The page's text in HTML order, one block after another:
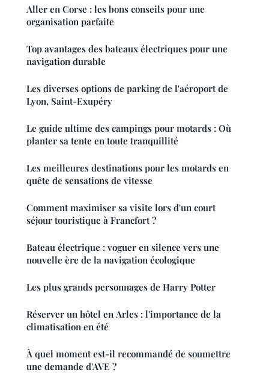
Aller en Corse : les bons conseils pour une
organisation parfaite
Top avantages des bateaux électriques pour une
navigation durable
Les diverses options de parking de l'aéroport de
Lyon, Saint-Exupéry
Le guide ultime des campings pour motards : Où
planter sa tente en toute tranquillité
Les meilleures destinations pour les motards en
quête de sensations de vitesse
Comment maximiser sa visite lors d'un court
séjour touristique à Francfort ?
Bateau électrique : voguer en silence vers une
nouvelle ère de la navigation écologique
Les plus grands personnages de Harry Potter
Réserver un hôtel en Arles : l'importance de la
climatisation en été
À quel moment est-il recommandé de soumettre
une demande d'AVE ?